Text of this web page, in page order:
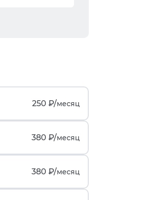
250 ₽/месяц
380 ₽/месяц
380 ₽/месяц